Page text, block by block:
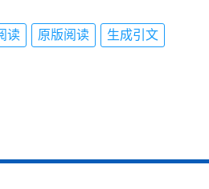
读 原版阅读 生成引文